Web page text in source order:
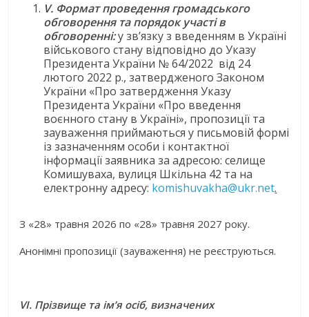
V. Формат проведення громадського
обговорення та порядок участі в
обговоренні:у зв’язку з введенням в Україні
військового стану відповідно до Указу
Президента України № 64/2022 від 24
лютого 2022 р., затвердженого Законом
України «Про затвердження Указу
Президента України «Про введення
воєнного стану в Україні», пропозиції та
зауваження приймаються у письмовій формі
із зазначенням особи і контактної
інформації заявника за адресою: селище
Комишуваха, вулиця Шкільна 42 та на
електронну адресу: komishuvakha@ukr.net.
З «28» травня 2026 по «28» травня 2027 року.
Анонімні пропозиції (зауваження) не реєструються.
VІ. Прізвище та ім’я осіб, визначених